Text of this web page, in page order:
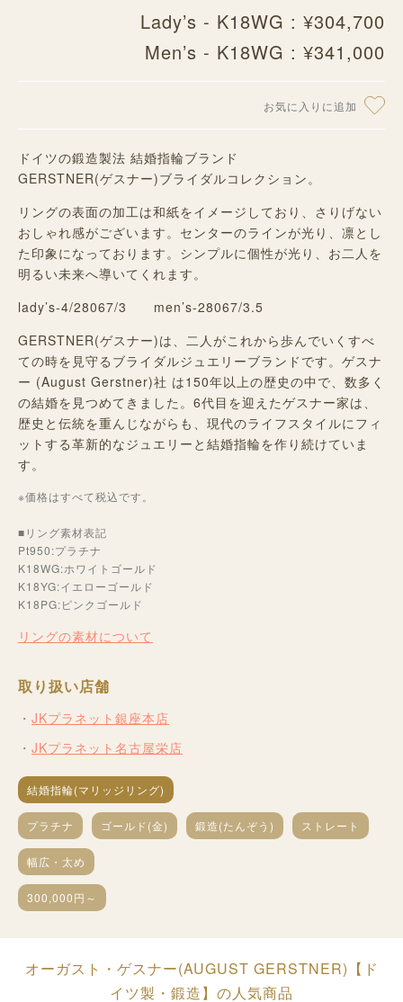
Lady’s - K18WG : ¥304,700
Men’s - K18WG : ¥341,000
お気に入りに追加
ドイツの鍛造製法 結婚指輪ブランド
GERSTNER(ゲスナー)ブライダルコレクション。
リングの表面の加工は和紙をイメージしており、さりげない
おしゃれ感がございます。センターのラインが光り、凛とし
た印象になっております。シンプルに個性が光り、お二人を
明るい未来へ導いてくれます。
lady’s-4/28067/3 men’s-28067/3.5
GERSTNER(ゲスナー)は、二人がこれから歩んでいくすべ
ての時を見守るブライダルジュエリーブランドです。ゲスナ
ー (August Gerstner)社 は150年以上の歴史の中で、数多く
の結婚を見つめてきました。6代目を迎えたゲスナー家は、
歴史と伝統を重んじながらも、現代のライフスタイルにフィ
ットする革新的なジュエリーと結婚指輪を作り続けていま
す。
※価格はすべて税込です。
■リング素材表記
Pt950:プラチナ
K18WG:ホワイトゴールド
K18YG:イエローゴールド
K18PG:ピンクゴールド
リングの素材について
取り扱い店舗
JKプラネット銀座本店
JKプラネット名古屋栄店
結婚指輪(マリッジリング)
プラチナ ゴールド(金) 鍛造(たんぞう) ストレート
幅広・太め
300,000円～
オーガスト・ゲスナー(AUGUST GERSTNER)【ド
イツ製・鍛造】の人気商品